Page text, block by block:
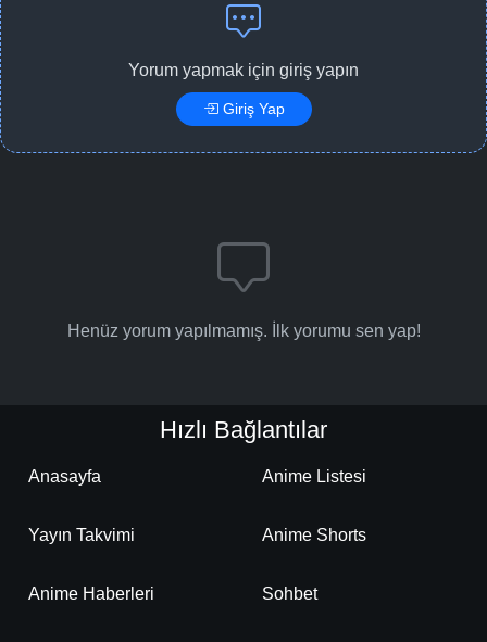
Yorum yapmak için giriş yapın
Giriş Yap
Henüz yorum yapılmamış. İlk yorumu sen yap!
Hızlı Bağlantılar
Anasayfa Anime Listesi
Yayın Takvimi Anime Shorts
Anime Haberleri Sohbet